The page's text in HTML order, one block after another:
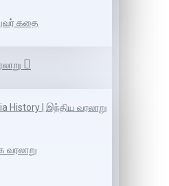
கதை
History | இந்திய வரலாறு
வரலாறு